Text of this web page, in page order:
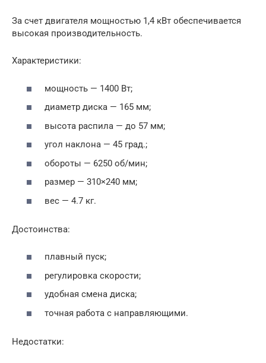
За счет двигателя мощностью 1,4 кВт обеспечивается
высокая производительность.
Характеристики:
мощность — 1400 Вт;
диаметр диска — 165 мм;
высота распила — до 57 мм;
угол наклона — 45 град.;
обороты — 6250 об/мин;
размер — 310×240 мм;
вес — 4.7 кг.
Достоинства:
плавный пуск;
регулировка скорости;
удобная смена диска;
точная работа с направляющими.
Недостатки: